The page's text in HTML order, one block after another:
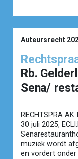
Auteursrecht
Rb.
Sena/
RECHTSPRA
30 juli 2025,
muziek wordt
en vordert onder